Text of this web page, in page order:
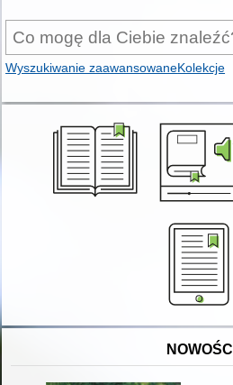
Wyszukiwanie zaawansowaneKolekcje
NOWOŚCI